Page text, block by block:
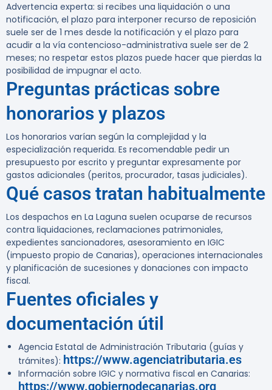
Advertencia experta: si recibes una liquidación o una
notificación, el plazo para interponer recurso de reposición
suele ser de 1 mes desde la notificación y el plazo para
acudir a la vía contencioso-administrativa suele ser de 2
meses; no respetar estos plazos puede hacer que pierdas la
posibilidad de impugnar el acto.
Preguntas prácticas sobre
honorarios y plazos
Los honorarios varían según la complejidad y la
especialización requerida. Es recomendable pedir un
presupuesto por escrito y preguntar expresamente por
gastos adicionales (peritos, procurador, tasas judiciales).
Qué casos tratan habitualmente
Los despachos en La Laguna suelen ocuparse de recursos
contra liquidaciones, reclamaciones patrimoniales,
expedientes sancionadores, asesoramiento en IGIC
(impuesto propio de Canarias), operaciones internacionales
y planificación de sucesiones y donaciones con impacto
fiscal.
Fuentes oficiales y
documentación útil
Agencia Estatal de Administración Tributaria (guías y
trámites): https://www.agenciatributaria.es
Información sobre IGIC y normativa fiscal en Canarias:
https://www.gobiernodecanarias.org